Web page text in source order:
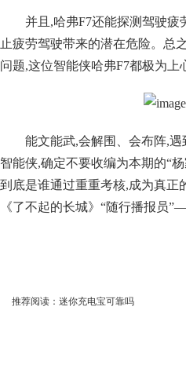
并且,哈弗F7还能探测驾驶
止疲劳驾驶带来的潜在危险。总
问题,这位智能侠哈弗F7都极为上
能文能武,会解围、会布阵,
智能侠,确定不要收编为本期的“
到底是谁通过重重考核,成为真正
《了不起的长城》“随行播报员
推荐阅读： 迷你充电宝可靠吗